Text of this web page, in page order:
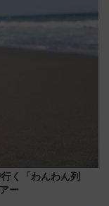
く「わんわん列
ー